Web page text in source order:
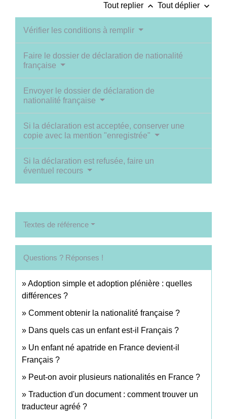
Tout replier keyboard_arrow_up Tout déplier keyboard_arrow_down
Vérifier les conditions à remplir
Faire le dossier de déclaration de nationalité
française
Envoyer le dossier de déclaration de
nationalité française
Si la déclaration est acceptée, conserver une
copie avec la mention "enregistrée"
Si la déclaration est refusée, faire un
éventuel recours
Textes de référence
Questions ? Réponses !
Adoption simple et adoption plénière : quelles
différences ?
Comment obtenir la nationalité française ?
Dans quels cas un enfant est-il Français ?
Un enfant né apatride en France devient-il
Français ?
Peut-on avoir plusieurs nationalités en France ?
Traduction d'un document : comment trouver un
traducteur agréé ?